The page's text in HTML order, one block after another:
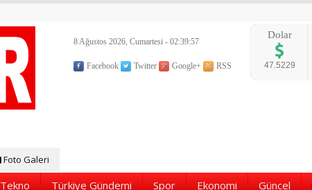
8 Ağustos 2026, Cumartesi - 02:39:58
Facebook Twitter Google+ RSS
Dolar
47.5229
Foto Galeri
Tekno Türkiye Gündemi Spor Ekonomi Güncel